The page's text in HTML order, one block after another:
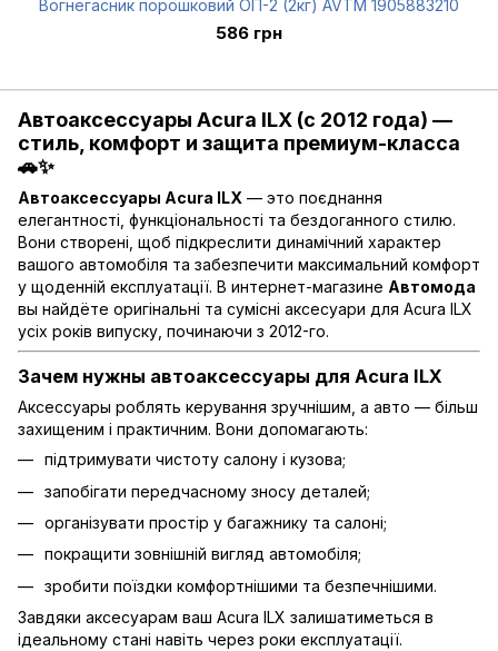
Вогнегасник порошковий ОП-2 (2кг) AVTM 1905883210
586 грн
Автоаксессуары Acura ILX (с 2012 года) —
стиль, комфорт и защита премиум-класса
🚗✨
Автоаксессуары Acura ILX — это поєднання
елегантності, функціональності та бездоганного стилю.
Вони створені, щоб підкреслити динамічний характер
вашого автомобіля та забезпечити максимальний комфорт
у щоденній експлуатації. В интернет-магазине Автомода
вы найдёте оригінальні та сумісні аксесуари для Acura ILX
усіх років випуску, починаючи з 2012-го.
Зачем нужны автоаксессуары для Acura ILX
Аксессуары роблять керування зручнішим, а авто — більш
захищеним і практичним. Вони допомагають:
підтримувати чистоту салону і кузова;
запобігати передчасному зносу деталей;
організувати простір у багажнику та салоні;
покращити зовнішній вигляд автомобіля;
зробити поїздки комфортнішими та безпечнішими.
Завдяки аксесуарам ваш Acura ILX залишатиметься в
ідеальному стані навіть через роки експлуатації.